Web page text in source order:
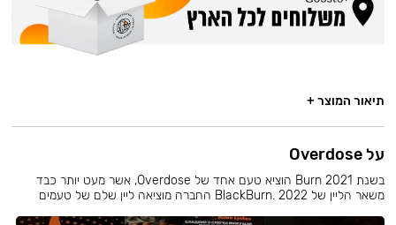
תיאור המוצר +
על Overdose
בשנת 2021 Burn הוציא טעם אחד של Overdose, אשר מעט יותר כבד
משאר הליין של BlackBurn. 2022 החברה מוציאה ליין שלם של טעמים